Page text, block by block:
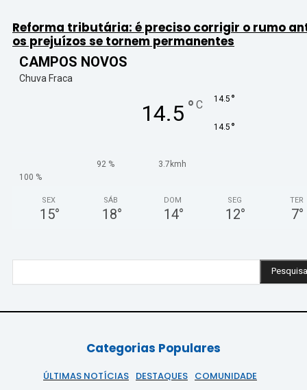
Reforma tributária: é preciso corrigir o rumo
os prejuízos se tornem permanentes
CAMPOS NOVOS
Chuva Fraca
14.5 ° C 14.5 °
14.5 °
92 %
3.7kmh
100 %
SEX
15°
SÁB
18°
DOM
14°
SEG
12°
TER
7°
Categorias Populares
ÚLTIMAS NOTÍCIAS DESTAQUES COMUNIDADE